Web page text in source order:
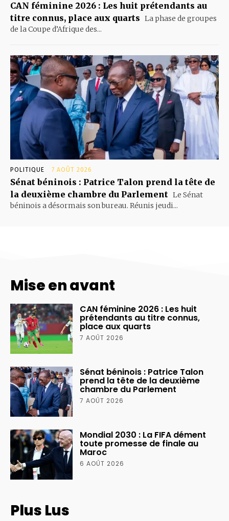
CAN féminine 2026 : Les huit prétendants au
titre connus, place aux quarts La phase de groupes
de la Coupe d’Afrique des...
POLITIQUE 7 AOÛT 2026
Sénat béninois : Patrice Talon prend la tête de
la deuxième chambre du Parlement Le Sénat
béninois a désormais son bureau. Réunis jeudi...
Mise en avant
CAN féminine 2026 : Les huit
prétendants au titre connus,
place aux quarts
7 AOÛT 2026
Sénat béninois : Patrice Talon
prend la tête de la deuxième
chambre du Parlement
7 AOÛT 2026
Mondial 2030 : La FIFA dément
toute promesse de finale au
Maroc
6 AOÛT 2026
Plus Lus